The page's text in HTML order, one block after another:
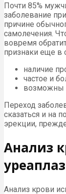
Почти 85%
заболевание
причине
самолечения.
вовремя
признаки еще в
наличие
частое и
возможны
Переход
сказаться и на
эрекции,
Анализ
Анализ крови